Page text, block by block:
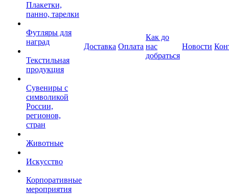
Плакетки,
панно, тарелки
Футляры для
наград
Текстильная
продукция
Сувениры с
символикой
России,
регионов,
стран
Животные
Искусство
Корпоративные
мероприятия
Доставка Оплата
Как до
нас
добраться
Новости